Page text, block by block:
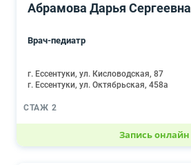
Абрамова Дарья Сергеевна
Врач-педиатр
г. Ессентуки, ул. Кисловодская, 87
г. Ессентуки, ул. Октябрьская, 458а
СТАЖ 2
Запись онлайн